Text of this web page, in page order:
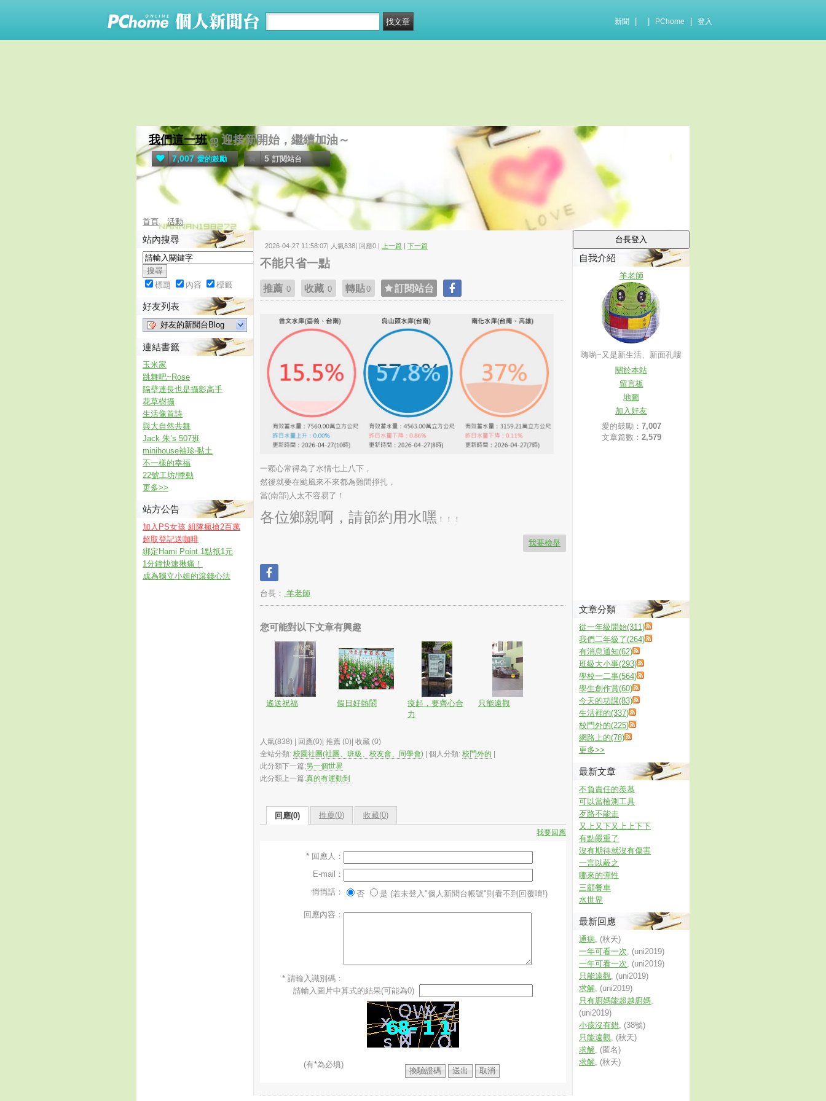
新聞 PChome 登入
我們這一班 ஐ 迎接新開始，繼續加油～
7,007 愛的鼓勵 5 訂閱站台
首頁 活動
2026-04-27 11:58:07| 人氣838| 回應0 | 上一篇 | 下一篇
不能只省一點
推薦 0 收藏 0 轉貼0 訂閱站台
一顆心常得為了水情七上八下，
然後就要在颱風來不來都為難間掙扎，
當(南部)人太不容易了！
各位鄉親啊，請節約用水嘿 ！！！
我要檢舉
台長： 羊老師
您可能對以下文章有興趣
遙送祝福 假日好熱鬧
疫起，要齊心合
力
只能遠觀
人氣(838) | 回應(0)| 推薦 (0)| 收藏 (0)
全站分類: 校園社團(社團、班級、校友會、同學會) | 個人分類: 校門外的
此分類下一篇:另一個世界
此分類上一篇:真的有運動到
回應(0) 推薦(0) 收藏(0)
我要回應
* 回應人：
E-mail：
悄悄話：
否 是 (若未登入"個人新聞台帳號"則看不到回覆唷!)
回應內容：
* 請輸入識別碼：
請輸入圖片中算式的結果(可能為0)
(有*為必填)
自我介紹
羊老師
嗨喲~又是新生活、新面孔嘍
關於本站
留言板
地圖
加入好友
愛的鼓勵： 7,007
文章篇數： 2,579
文章分類
從一年級開始(311)
我們二年級了(264)
有消息通知(62)
班級大小事(293)
學校一二事(564)
學生創作賞(60)
今天的功課(83)
生活裡的(337)
校門外的(225)
網路上的(78)
更多>>
最新文章
不負責任的羨慕
可以當檢測工具
歹路不能走
又上又下又上上下下
有點嚴重了
沒有期待就沒有傷害
一言以蔽之
哪來的彈性
三顧餐車
水世界
最新回應
通病, (秋天)
一年可看一次, (uni2019)
一年可看一次, (uni2019)
只能遠觀, (uni2019)
求解, (uni2019)
只有廚媽能超越廚媽,
(uni2019)
小孩沒有錯, (38號)
只能遠觀, (秋天)
求解, (匿名)
求解, (秋天)
站內搜尋
標題 內容 標籤
好友列表
好友的新聞台Blog
連結書籤
玉米家
跳舞吧~Rose
隔壁連長也是攝影高手
花草樹攝
生活像首詩
與大自然共舞
Jack 朱’s 507班
minihouse袖珍‧黏土
不一樣的幸福
22號工坊/悸動
更多>>
站方公告
加入PS女孩 組隊瘋搶2百萬
超取登記送咖啡
綁定Hami Point 1點抵1元
1分鐘快速揪痛！
成為獨立小姐的滾錢心法